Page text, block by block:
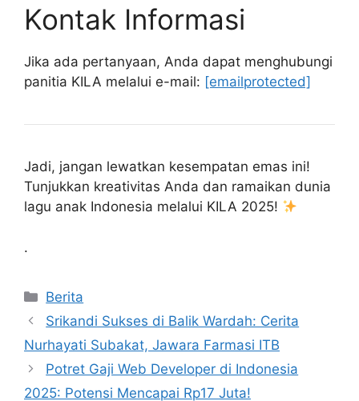
Kontak Informasi
Jika ada pertanyaan, Anda dapat menghubungi
panitia KILA melalui e-mail: [emailprotected]
Jadi, jangan lewatkan kesempatan emas ini!
Tunjukkan kreativitas Anda dan ramaikan dunia
lagu anak Indonesia melalui KILA 2025!
.
Kategori
Berita
Srikandi Sukses di Balik Wardah: Cerita
Nurhayati Subakat, Jawara Farmasi ITB
Potret Gaji Web Developer di Indonesia
2025: Potensi Mencapai Rp17 Juta!